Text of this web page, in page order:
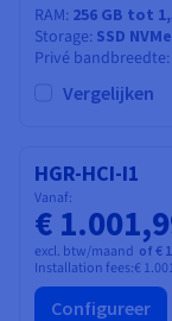
RAM 256 GB tot
Storage SSD NVMe
Privé bandbreedte
Vergelijken
HGR-HCI-I1
Vanaf:
€
excl. btw/maand of €
Installation fees:€
Configureer